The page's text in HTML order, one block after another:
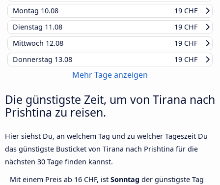
Montag 10.08
19 CHF
Dienstag 11.08
19 CHF
Mittwoch 12.08
19 CHF
Donnerstag 13.08 19 CHF
Mehr Tage anzeigen
Die günstigste Zeit, um von Tirana nach
Prishtina zu reisen.
Hier siehst Du, an welchem Tag und zu welcher Tageszeit Du
das günstigste Busticket von Tirana nach Prishtina für die
nächsten 30 Tage finden kannst.
Mit einem Preis ab 16 CHF, ist Sonntag der günstigste Tag